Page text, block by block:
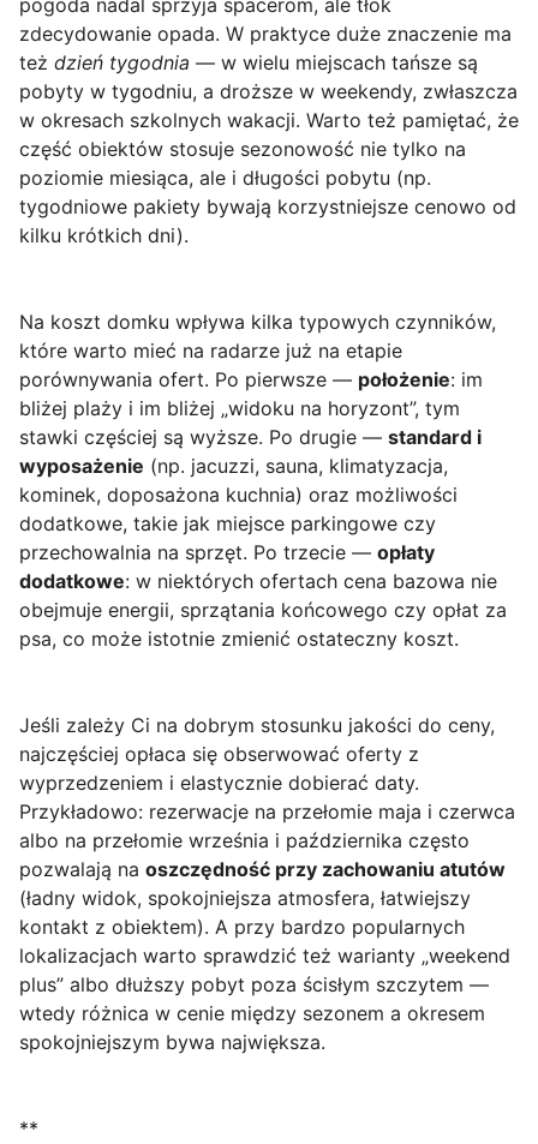
pogoda nadal sprzyja spacerom, ale tłok
zdecydowanie opada. W praktyce duże znaczenie ma
też dzień tygodnia — w wielu miejscach tańsze są
pobyty w tygodniu, a droższe w weekendy, zwłaszcza
w okresach szkolnych wakacji. Warto też pamiętać, że
część obiektów stosuje sezonowość nie tylko na
poziomie miesiąca, ale i długości pobytu (np.
tygodniowe pakiety bywają korzystniejsze cenowo od
kilku krótkich dni).
Na koszt domku wpływa kilka typowych czynników,
które warto mieć na radarze już na etapie
porównywania ofert. Po pierwsze — położenie: im
bliżej plaży i im bliżej „widoku na horyzont”, tym
stawki częściej są wyższe. Po drugie — standard i
wyposażenie (np. jacuzzi, sauna, klimatyzacja,
kominek, doposażona kuchnia) oraz możliwości
dodatkowe, takie jak miejsce parkingowe czy
przechowalnia na sprzęt. Po trzecie — opłaty
dodatkowe: w niektórych ofertach cena bazowa nie
obejmuje energii, sprzątania końcowego czy opłat za
psa, co może istotnie zmienić ostateczny koszt.
Jeśli zależy Ci na dobrym stosunku jakości do ceny,
najczęściej opłaca się obserwować oferty z
wyprzedzeniem i elastycznie dobierać daty.
Przykładowo: rezerwacje na przełomie maja i czerwca
albo na przełomie września i października często
pozwalają na oszczędność przy zachowaniu atutów
(ładny widok, spokojniejsza atmosfera, łatwiejszy
kontakt z obiektem). A przy bardzo popularnych
lokalizacjach warto sprawdzić też warianty „weekend
plus” albo dłuższy pobyt poza ścisłym szczytem —
wtedy różnica w cenie między sezonem a okresem
spokojniejszym bywa największa.
**